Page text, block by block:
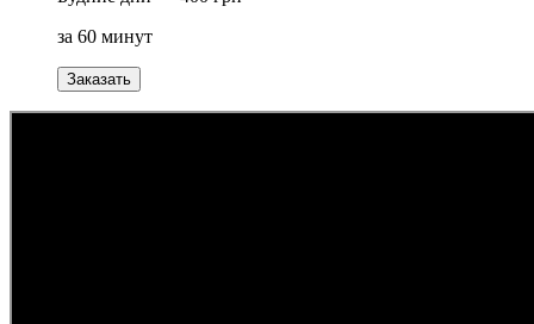
за 60 минут
Заказать